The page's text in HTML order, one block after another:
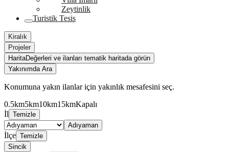
Zeytinlik
Turistik Tesis
Kiralık
Projeler
HaritaDeğerleri ve ilanları tematik haritada görün
Yakınımda Ara
Konumuna yakın ilanlar için yakınlık mesafesini seç.
0.5km5km10km15kmKapalı
İl Temizle
Adıyaman
İlçe Temizle
Sincik